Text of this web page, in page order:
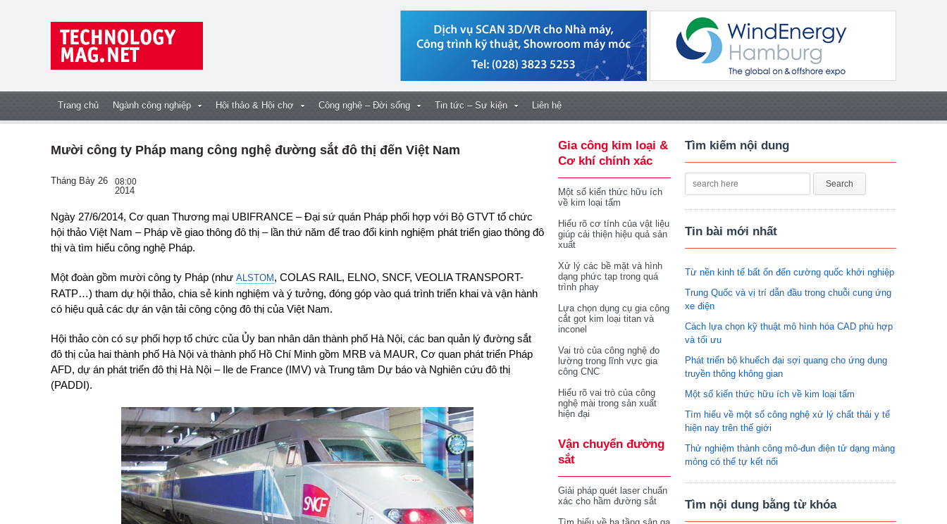
Trang chủ Ngành công nghiệp Hội thảo & Hội chợ Công nghệ – Đời sống Tin tức – Sự kiện Liên hệ
Mười công ty Pháp mang công nghệ đường sắt đô thị đến Việt Nam
Tháng Bảy 26 08:00
2014
Ngày 27/6/2014, Cơ quan Thương mại UBIFRANCE – Đại sứ quán Pháp phối hợp với Bộ GTVT tổ chức
hội thảo Việt Nam – Pháp về giao thông đô thị – lần thứ năm để trao đổi kinh nghiệm phát triển giao thông đô
thị và tìm hiểu công nghệ Pháp.
Một đoàn gồm mười công ty Pháp (như ALSTOM , COLAS RAIL, ELNO, SNCF, VEOLIA TRANSPORT-
RATP…) tham dự hội thảo, chia sẻ kinh nghiệm và ý tưởng, đóng góp vào quá trình triển khai và vận hành
có hiệu quả các dự án vận tải công cộng đô thị của Việt Nam.
Hội thảo còn có sự phối hợp tổ chức của Ủy ban nhân dân thành phố Hà Nội, các ban quản lý đường sắt
đô thị của hai thành phố Hà Nội và thành phố Hồ Chí Minh gồm MRB và MAUR, Cơ quan phát triển Pháp
AFD, dự án phát triển đô thị Hà Nội – Ile de France (IMV) và Trung tâm Dự báo và Nghiên cứu đô thị
(PADDI).
Gia công kim loại &
Cơ khí chính xác
Một số kiến thức hữu ích
về kim loại tấm
Hiểu rõ cơ tính của vật liệu
giúp cải thiện hiệu quả sản
xuất
Xử lý các bề mặt và hình
dạng phức tạp trong quá
trình phay
Lựa chọn dụng cụ gia công
cắt gọt kim loại titan và
inconel
Vai trò của công nghệ đo
lường trong lĩnh vực gia
công CNC
Hiểu rõ vai trò của công
nghệ mài trong sản xuất
hiện đại
Vận chuyển đường
sắt
Giải pháp quét laser chuẩn
xác cho hầm đường sắt
Tìm kiếm nội dung
Tin bài mới nhất
Từ nền kinh tế bất ổn đến cường quốc khởi nghiệp
Trung Quốc và vị trí dẫn đầu trong chuỗi cung ứng
xe điện
Cách lựa chọn kỹ thuật mô hình hóa CAD phù hợp
và tối ưu
Phát triển bộ khuếch đại sợi quang cho ứng dụng
truyền thông không gian
Một số kiến thức hữu ích về kim loại tấm
Tìm hiểu về một số công nghệ xử lý chất thải y tế
hiện nay trên thế giới
Thử nghiệm thành công mô-đun điện tử dạng màng
mỏng có thể tự kết nối
Tìm nội dung bằng từ khóa